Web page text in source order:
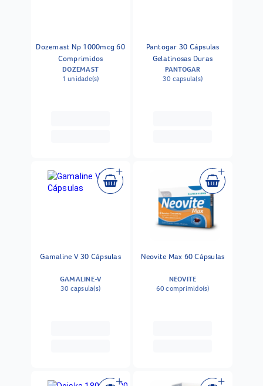
Dozemast Np 1000mcg 60
Comprimidos
DOZEMAST
1 unidade(s)
Pantogar 30 Cápsulas
Gelatinosas Duras
PANTOGAR
30 capsula(s)
Gamaline V 30 Cápsulas
GAMALINE-V
30 capsula(s)
Neovite Max 60 Cápsulas
NEOVITE
60 comprimido(s)